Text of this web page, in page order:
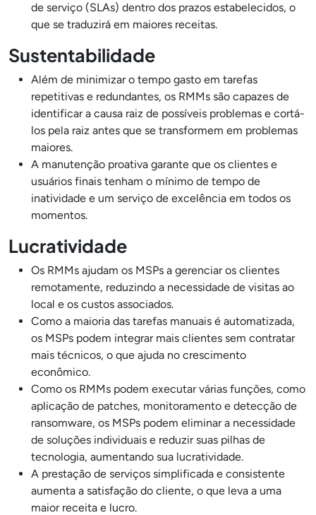
de serviço (SLAs) dentro dos prazos estabelecidos, o
que se traduzirá em maiores receitas.
Sustentabilidade
Além de minimizar o tempo gasto em tarefas
repetitivas e redundantes, os RMMs são capazes de
identificar a causa raiz de possíveis problemas e cortá-
los pela raiz antes que se transformem em problemas
maiores.
A manutenção proativa garante que os clientes e
usuários finais tenham o mínimo de tempo de
inatividade e um serviço de excelência em todos os
momentos.
Lucratividade
Os RMMs ajudam os MSPs a gerenciar os clientes
remotamente, reduzindo a necessidade de visitas ao
local e os custos associados.
Como a maioria das tarefas manuais é automatizada,
os MSPs podem integrar mais clientes sem contratar
mais técnicos, o que ajuda no crescimento
econômico.
Como os RMMs podem executar várias funções, como
aplicação de patches, monitoramento e detecção de
ransomware, os MSPs podem eliminar a necessidade
de soluções individuais e reduzir suas pilhas de
tecnologia, aumentando sua lucratividade.
A prestação de serviços simplificada e consistente
aumenta a satisfação do cliente, o que leva a uma
maior receita e lucro.